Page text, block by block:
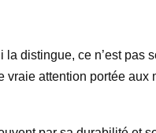
distingue, ce n’est pas
vraie attention portée aux